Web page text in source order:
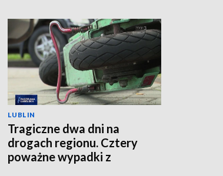
LUBLIN
Tragiczne dwa dni na
drogach regionu. Cztery
poważne wypadki z